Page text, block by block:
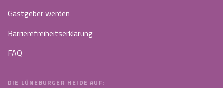
Gastgeber werden
Barrierefreiheitserklärung
FAQ
DIE LÜNEBURGER HEIDE AUF: